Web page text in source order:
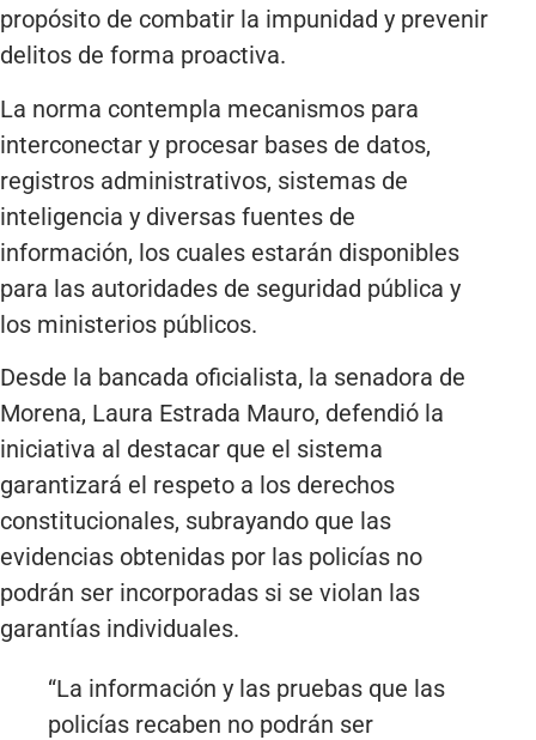
propósito de combatir la impunidad y prevenir
delitos de forma proactiva.
La norma contempla mecanismos para
interconectar y procesar bases de datos,
registros administrativos, sistemas de
inteligencia y diversas fuentes de
información, los cuales estarán disponibles
para las autoridades de seguridad pública y
los ministerios públicos.
Desde la bancada oficialista, la senadora de
Morena, Laura Estrada Mauro, defendió la
iniciativa al destacar que el sistema
garantizará el respeto a los derechos
constitucionales, subrayando que las
evidencias obtenidas por las policías no
podrán ser incorporadas si se violan las
garantías individuales.
“La información y las pruebas que las
policías recaben no podrán ser